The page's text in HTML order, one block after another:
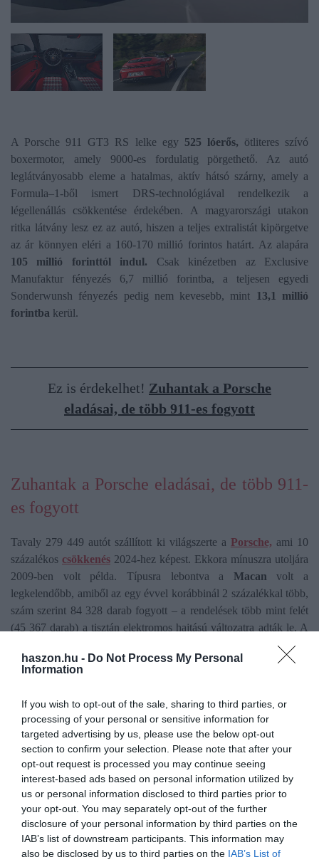
haszon.hu - Do Not Process My Personal
Information
If you wish to opt-out of the sale, sharing to third parties, or
processing of your personal or sensitive information for
targeted advertising by us, please use the below opt-out
section to confirm your selection. Please note that after your
opt-out request is processed you may continue seeing
interest-based ads based on personal information utilized by
us or personal information disclosed to third parties prior to
your opt-out. You may separately opt-out of the further
disclosure of your personal information by third parties on the
IAB’s list of downstream participants. This information may
also be disclosed by us to third parties on the IAB’s List of
A Porsche 911 GT3 RS lelke egy525 lóerős, ötliteres szívó
boxermotor, amely 9000-es fordulatig pörgethető. Az autó
leglátványosabb eleme a hatalmas, aktív hátsó szárny, amely a
Formula–1-ből ismert DRS-technológiával rendelkezik a
légellenállás csökkentése érdekében. A magyarországi utakon
ritka látvány lesz ez az autó, hiszen a teljes extralistát kipörgetve
az ár könnyen eléri a 160-170 millió forintos határt. Az alapára
105 millió forinttól indul. Csak kinézetben az Exclusive
Manufaktur fényezés 6,7 millió forintba, a teljesen egyedi
Sonderwunsh fényezés pedig nem kevesebb, mint 13,1 millió
forintba kerül.
Ez is érdekelhet! Zuhantak a Porsche
eladásai, de több 911-es fogyott
Zuhantak a Porsche eladásai, de több 911-
es fogyott
Tavaly 279 449 autót szállított ki világszerte a Porsche, ami 10
százalékos csökkenés 2024-hez képest. Ekkora mínuszra utoljára
2009-ben volt példa. Típusra lebontva a Macan volt a
legkelendőbb, amiből az egy évvel korábbinál 2 százalékkal több,
szám szerint 84 328 darab fogyott – a rendelések több mint felét
(45 367 darab) a tisztán elektromos hajtású változatra adták le. A
zárt, azonban 80 886 darab mellett
számottevő, 21 százalékos a csökkenés, míg a képzeletbeli
újabb rekordhoz.
Olvasd el ezt is!
Nálunk is kapható az 1156 lóerős, rekorder Porsche
100 milliós luxus Porsche árából épít parkokat a
zöld szervezet
Porsche-rivális kínai SUV jelent meg sokkal